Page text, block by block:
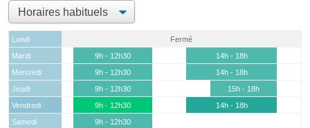
Lundi
Fermé
Mardi
9h - 12h30
14h - 18h
Mercredi
9h - 12h30
14h - 18h
Jeudi
9h - 12h30
15h - 18h
Vendredi
9h - 12h30
14h - 18h
Samedi
9h - 12h30